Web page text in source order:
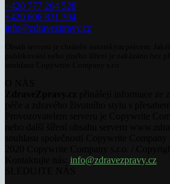
+420 777 264 528
+420 606 831 394
info@zdravezpravy.cz
info@zdravezpravy.cz